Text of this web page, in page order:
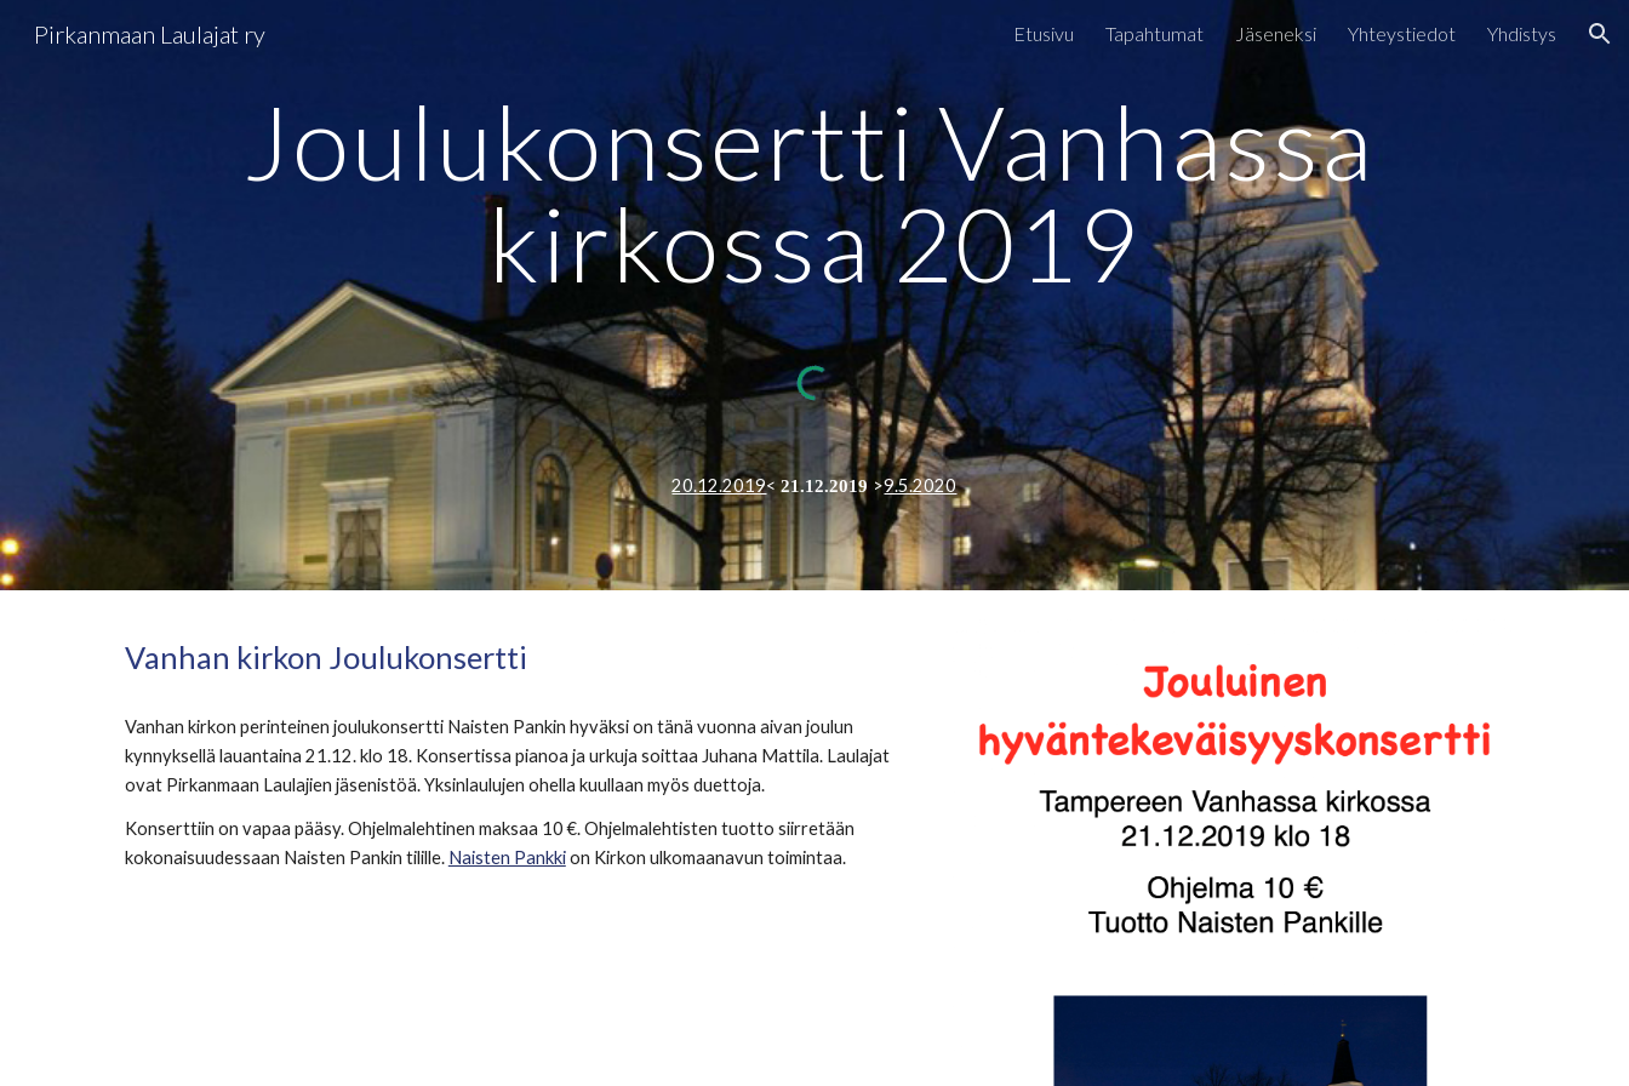
Skip to navigation
Pirkanmaan Laulajat ry Etusivu Tapahtumat Jäseneksi Yhteystiedot Yhdistys
Joulukonsertti Vanhassa
kirkossa2019
20.12.2019< 21.12.2019 >9.5.2020
Vanhan kirkon Joulukonsertti
Vanhan kirkon perinteinen joulukonsertti Naisten Pankin hyväksi on tänä vuonna aivan joulun
kynnyksellä lauantaina 21.12. klo 18. Konsertissa pianoa ja urkuja soittaa Juhana Mattila. Laulajat
ovat Pirkanmaan Laulajien jäsenistöä. Yksinlaulujen ohella kuullaan myös duettoja.
Konserttiin on vapaa pääsy. Ohjelmalehtinen maksaa 10 €. Ohjelmalehtisten tuotto siirretään
kokonaisuudessaan Naisten Pankin tilille. Naisten Pankki on Kirkon ulkomaanavun toimintaa.